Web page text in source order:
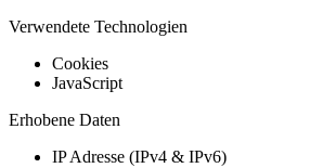
Verwendete Technologien
Cookies
JavaScript
Erhobene Daten
IP Adresse (IPv4 & IPv6)